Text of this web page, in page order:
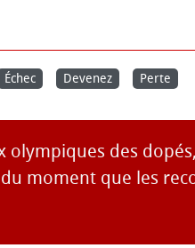
Échec Devenez Perte
olympiques des
moment que les